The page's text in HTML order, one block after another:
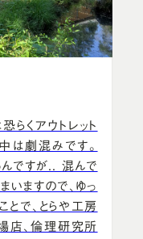
らくアウトレット
は劇混みです。
んですが.. 混んで
いますので、ゆっ
とで、とらや工房
店、倫理研究所